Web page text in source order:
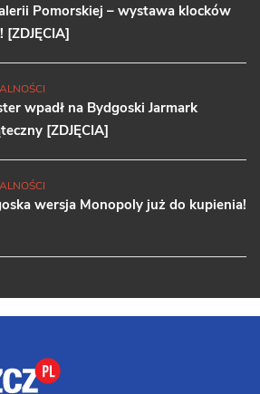
Pomorskiej – wystawa klocków
[ZDJĘCIA]
wpadł na Bydgoski Jarmark
[ZDJĘCIA]
wersja Monopoly już do kupienia!